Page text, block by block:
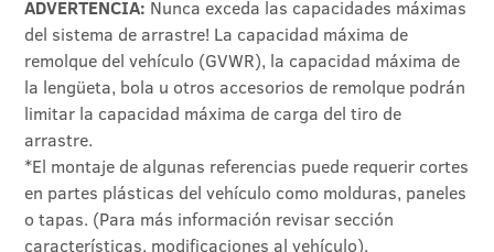
ADVERTENCIA: Nunca exceda las capacidades máximas
del sistema de arrastre! La capacidad máxima de
remolque del vehículo (GVWR), la capacidad máxima de
la lengüeta, bola u otros accesorios de remolque podrán
limitar la capacidad máxima de carga del tiro de
arrastre.
*El montaje de algunas referencias puede requerir cortes
en partes plásticas del vehículo como molduras, paneles
o tapas. (Para más información revisar sección
características, modificaciones al vehículo).